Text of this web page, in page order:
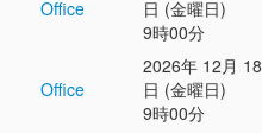
Office
日 (金曜日)
9時00分
Office
2026年 12月 18
日 (金曜日)
9時00分